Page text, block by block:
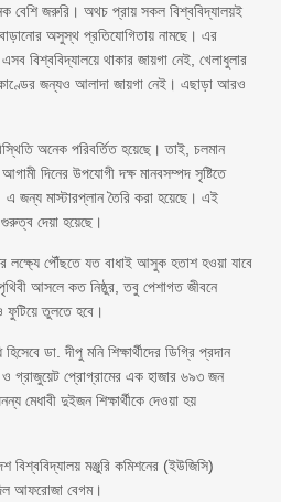
বেশি জরুরি। অথচ প্রায় সকল বিশ্ববিদ্যালয়ই
বাড়ানোর অসুস্থ প্রতিযোগিতায় নামছে। এর
বিশ্ববিদ্যালয়ে থাকার জায়গা নেই, খেলাধুলার
জন্যও আলাদা জায়গা নেই। এছাড়া আরও
অনেক পরিবর্তিত হয়েছে। তাই, চলমান
দিনের উপযোগী দক্ষ মানবসম্পদ সৃষ্টিতে
এ জন্য মাস্টারপ্লান তৈরি করা হয়েছে। এই
গুরুত্ব দেয়া হয়েছে।
লক্ষ্যে পৌঁছতে যত বাধাই আসুক হতাশ হওয়া যাবে
আসলে কত নিষ্ঠুর, তবু পেশাগত জীবনে
ফুটিয়ে তুলতে হবে।
ডা. দীপু মনি শিক্ষার্থীদের ডিগ্রি প্রদান
ও গ্রাজুয়েট প্রোগ্রামের এক হাজার ৬৯৩ জন
মেধাবী দুইজন শিক্ষার্থীকে দেওয়া হয়
বিশ্ববিদ্যালয় মঞ্জুরি কমিশনের (ইউজিসি)
আফরোজা বেগম।